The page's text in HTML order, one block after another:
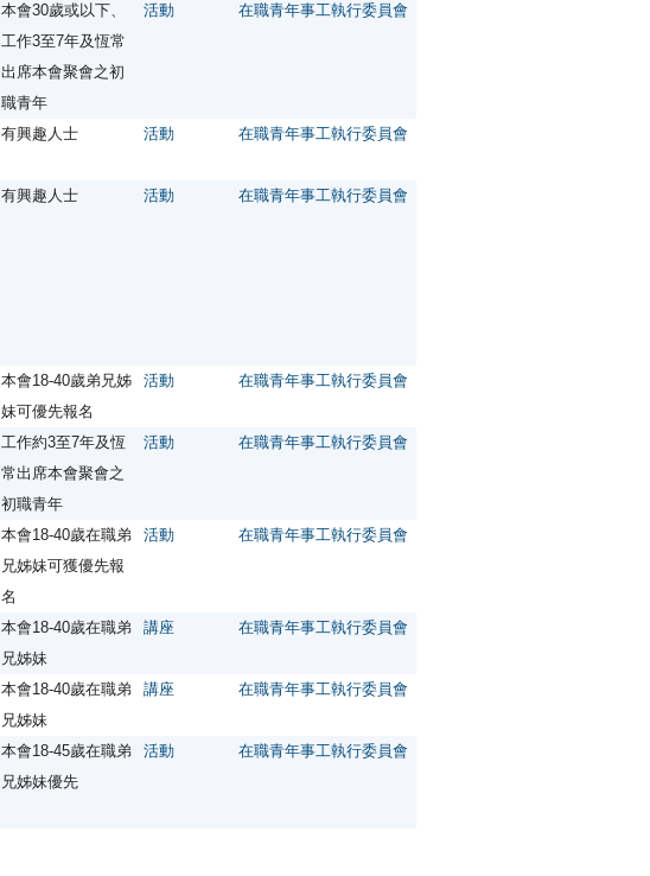
本會30歲或以下、
工作3至7年及恆常
出席本會聚會之初
職青年
活動 在職青年事工執行委員會
有興趣人士 活動 在職青年事工執行委員會
有興趣人士 活動 在職青年事工執行委員會
本會18-40歲弟兄姊
妹可優先報名
活動 在職青年事工執行委員會
工作約3至7年及恆
常出席本會聚會之
初職青年
活動 在職青年事工執行委員會
本會18-40歲在職弟
兄姊妹可獲優先報
名
活動 在職青年事工執行委員會
本會18-40歲在職弟
兄姊妹
講座 在職青年事工執行委員會
本會18-40歲在職弟
兄姊妹
講座 在職青年事工執行委員會
本會18-45歲在職弟
兄姊妹優先
活動 在職青年事工執行委員會